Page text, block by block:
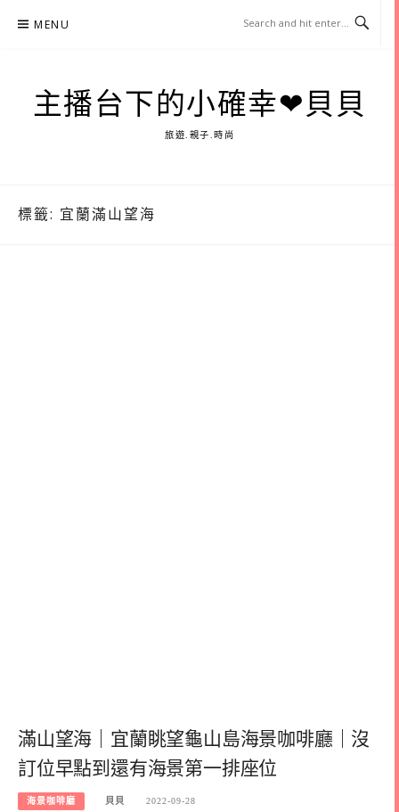
MENU
主播台下的小確幸❤貝貝
旅遊.親子.時尚
標籤: 宜蘭滿山望海
滿山望海｜宜蘭眺望龜山島海景咖啡廳｜沒
訂位早點到還有海景第一排座位
海景咖啡廳 貝貝 2022-09-28